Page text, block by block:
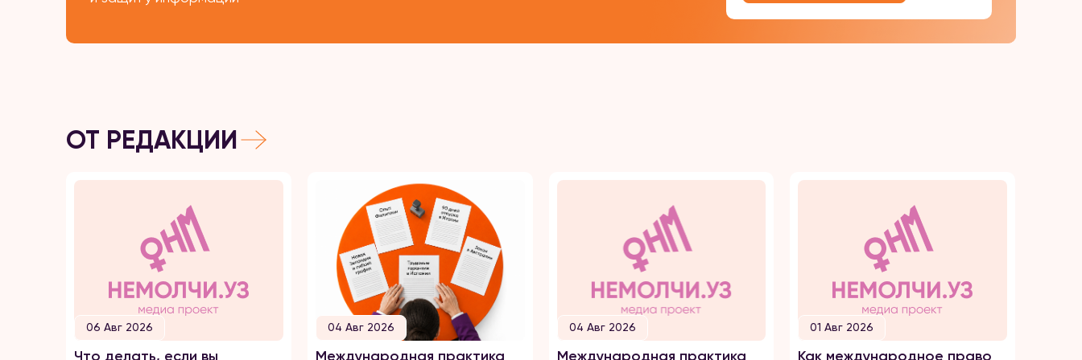
ОТ РЕДАКЦИИ
06 Авг 2026
Что делать, если вы
04 Авг 2026
Международная практика
04 Авг 2026
Международная практика
01 Авг 2026
Как международное право